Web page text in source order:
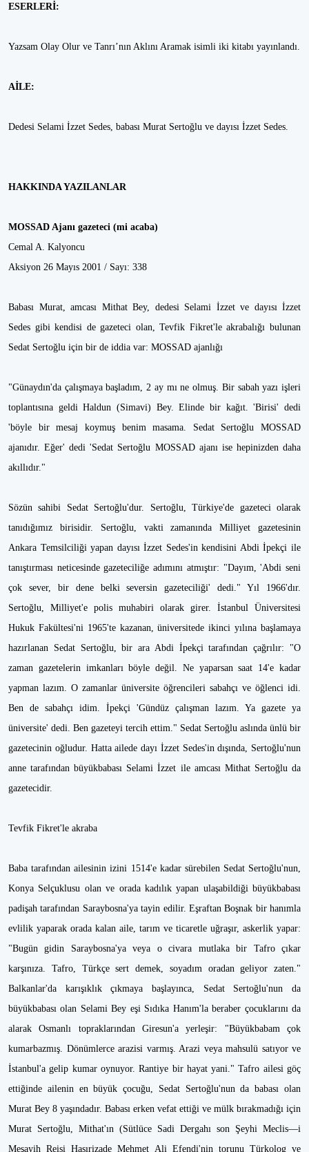
ESERLERİ:
Yazsam Olay Olur ve Tanrı’nın Aklını Aramak isimli iki kitabı yayınlandı.
AİLE:
Dedesi Selami İzzet Sedes, babası Murat Sertoğlu ve dayısı İzzet Sedes.
HAKKINDA YAZILANLAR
MOSSAD Ajanı gazeteci (mi acaba)
Cemal A. Kalyoncu
Aksiyon 26 Mayıs 2001 / Sayı: 338
Babası Murat, amcası Mithat Bey, dedesi Selami İzzet ve dayısı İzzet
Sedes gibi kendisi de gazeteci olan, Tevfik Fikret'le akrabalığı bulunan
Sedat Sertoğlu için bir de iddia var: MOSSAD ajanlığı
"Günaydın'da çalışmaya başladım, 2 ay mı ne olmuş. Bir sabah yazı işleri
toplantısına geldi Haldun (Simavi) Bey. Elinde bir kağıt. 'Birisi' dedi
'böyle bir mesaj koymuş benim masama. Sedat Sertoğlu MOSSAD
ajanıdır. Eğer' dedi 'Sedat Sertoğlu MOSSAD ajanı ise hepinizden daha
akıllıdır."
Sözün sahibi Sedat Sertoğlu'dur. Sertoğlu, Türkiye'de gazeteci olarak
tanıdığımız birisidir. Sertoğlu, vakti zamanında Milliyet gazetesinin
Ankara Temsilciliği yapan dayısı İzzet Sedes'in kendisini Abdi İpekçi ile
tanıştırması neticesinde gazeteciliğe adımını atmıştır: "Dayım, 'Abdi seni
çok sever, bir dene belki seversin gazeteciliği' dedi." Yıl 1966'dır.
Sertoğlu, Milliyet'e polis muhabiri olarak girer. İstanbul Üniversitesi
Hukuk Fakültesi'ni 1965'te kazanan, üniversitede ikinci yılına başlamaya
hazırlanan Sedat Sertoğlu, bir ara Abdi İpekçi tarafından çağrılır: "O
zaman gazetelerin imkanları böyle değil. Ne yaparsan saat 14'e kadar
yapman lazım. O zamanlar üniversite öğrencileri sabahçı ve öğlenci idi.
Ben de sabahçı idim. İpekçi 'Gündüz çalışman lazım. Ya gazete ya
üniversite' dedi. Ben gazeteyi tercih ettim." Sedat Sertoğlu aslında ünlü bir
gazetecinin oğludur. Hatta ailede dayı İzzet Sedes'in dışında, Sertoğlu'nun
anne tarafından büyükbabası Selami İzzet ile amcası Mithat Sertoğlu da
gazetecidir.
Tevfik Fikret'le akraba
Baba tarafından ailesinin izini 1514'e kadar sürebilen Sedat Sertoğlu'nun,
Konya Selçuklusu olan ve orada kadılık yapan ulaşabildiği büyükbabası
padişah tarafından Saraybosna'ya tayin edilir. Eşraftan Boşnak bir hanımla
evlilik yaparak orada kalan aile, tarım ve ticaretle uğraşır, askerlik yapar:
"Bugün gidin Saraybosna'ya veya o civara mutlaka bir Tafro çıkar
karşınıza. Tafro, Türkçe sert demek, soyadım oradan geliyor zaten."
Balkanlar'da karışıklık çıkmaya başlayınca, Sedat Sertoğlu'nun da
büyükbabası olan Selami Bey eşi Sıdıka Hanım'la beraber çocuklarını da
alarak Osmanlı topraklarından Giresun'a yerleşir: "Büyükbabam çok
kumarbazmış. Dönümlerce arazisi varmış. Arazi veya mahsulü satıyor ve
İstanbul'a gelip kumar oynuyor. Rantiye bir hayat yani." Tafro ailesi göç
ettiğinde ailenin en büyük çocuğu, Sedat Sertoğlu'nun da babası olan
Murat Bey 8 yaşındadır. Babası erken vefat ettiği ve mülk bırakmadığı için
Murat Sertoğlu, Mithat'ın (Sütlüce Sadi Dergahı son Şeyhi Meclis—i
Meşayih Reisi Hasırizade Mehmet Ali Efendi'nin torunu Türkolog ve